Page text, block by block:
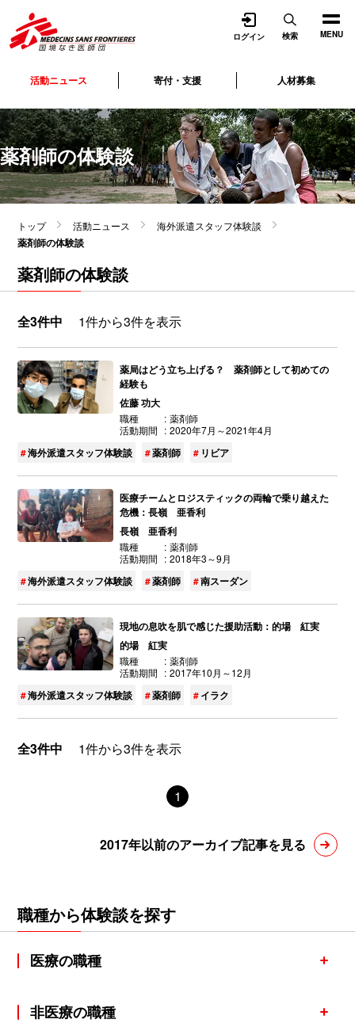
MENU
活動ニュース 寄付・支援 人材募集
ログイン 検索
トップ 活動ニュース 海外派遣スタッフ体験談
薬剤師の体験談
薬剤師の体験談
薬剤師の体験談
全3件中 1件から3件を表示
薬局はどう立ち上げる？ 薬剤師として初めての
経験も
佐藤 功大
職種
薬剤師
活動期間
2020年7月～2021年4月
海外派遣スタッフ体験談 薬剤師 リビア
医療チームとロジスティックの両輪で乗り越えた
危機：長嶺 亜香利
長嶺 亜香利
職種
薬剤師
活動期間
2018年3～9月
海外派遣スタッフ体験談 薬剤師 南スーダン
現地の息吹を肌で感じた援助活動：的場 紅実
的場 紅実
職種
薬剤師
活動期間
2017年10月～12月
海外派遣スタッフ体験談 薬剤師 イラク
全3件中 1件から3件を表示
1
2017年以前のアーカイブ記事を見る
職種から体験談を探す
医療の職種
非医療の職種